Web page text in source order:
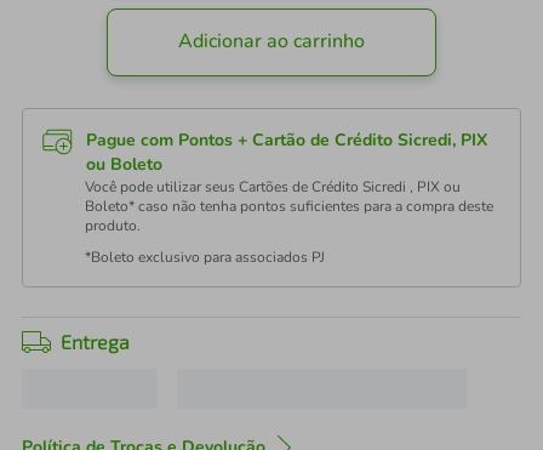
Adicionar ao carrinho
Pague com Pontos + Cartão de Crédito Sicredi, PIX
ou Boleto
Você pode utilizar seus Cartões de Crédito Sicredi , PIX ou
Boleto* caso não tenha pontos suficientes para a compra deste
produto.
*Boleto exclusivo para associados PJ
Entrega